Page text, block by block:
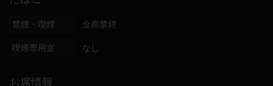
禁煙・喫煙 全席禁煙
喫煙専用室 なし
お席情報